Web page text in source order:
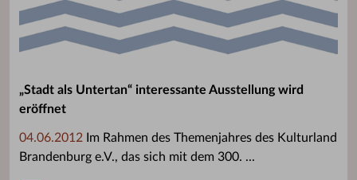
„Stadt als Untertan“ interessante Ausstellung wird
eröffnet
04.06.2012 Im Rahmen des Themenjahres des Kulturland
Brandenburg e.V., das sich mit dem 300. ...